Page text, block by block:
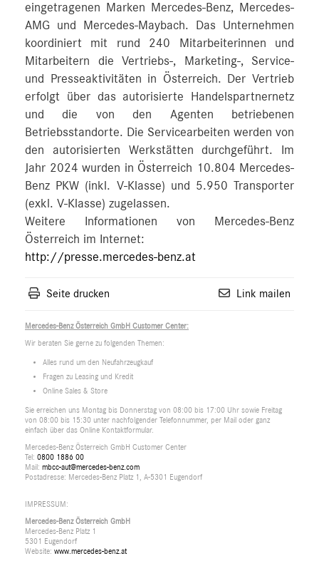
eingetragenen Marken Mercedes-Benz, Mercedes-
AMG und Mercedes-Maybach. Das Unternehmen
koordiniert mit rund 240 Mitarbeiterinnen und
Mitarbeitern die Vertriebs-, Marketing-, Service-
und Presseaktivitäten in Österreich. Der Vertrieb
erfolgt über das autorisierte Handelspartnernetz
und die von den Agenten betriebenen
Betriebsstandorte. Die Servicearbeiten werden von
den autorisierten Werkstätten durchgeführt. Im
Jahr 2024 wurden in Österreich 10.804 Mercedes-
Benz PKW (inkl. V-Klasse) und 5.950 Transporter
(exkl. V-Klasse) zugelassen.
Weitere Informationen von Mercedes-Benz
Österreich im Internet:
http://presse.mercedes-benz.at
Seite drucken Link mailen
Mercedes-Benz Österreich GmbH Customer Center:
Wir beraten Sie gerne zu folgenden Themen:
Alles rund um den Neufahrzeugkauf
Fragen zu Leasing und Kredit
Online Sales & Store
Sie erreichen uns Montag bis Donnerstag von 08:00 bis 17:00 Uhr sowie Freitag
von 08:00 bis 15:30 unter nachfolgender Telefonnummer, per Mail oder ganz
einfach über das Online Kontaktformular.
Mercedes-Benz Österreich GmbH Customer Center
Tel: 0800 1886 00
Mail: mbcc-aut@mercedes-benz.com
Postadresse: Mercedes-Benz Platz 1, A-5301 Eugendorf
IMPRESSUM:
Mercedes-Benz Österreich GmbH
Mercedes-Benz Platz 1
5301 Eugendorf
Website: www.mercedes-benz.at